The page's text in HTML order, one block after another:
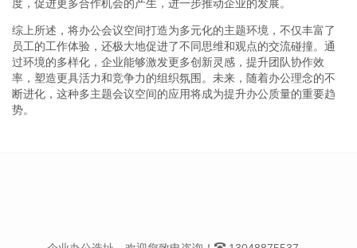
度，促进更多合作机会的产生，进一步推动企业的发展。
综上所述，将办公会议空间打造为多元化的主题环境，不仅丰富了
员工的工作体验，还极大地促进了不同思维和观点的交流碰撞。通
过环境的多样化，企业能够激发更多创新灵感，提升团队协作效
率，塑造更具活力和竞争力的组织氛围。未来，随着办公理念的不
断进化，这种多主题会议空间的应用将成为提升办公质量的重要趋
势。